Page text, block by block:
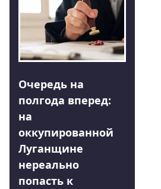
Очередь на
полгода вперед:
на
оккупированной
Луганщине
нереально
попасть к